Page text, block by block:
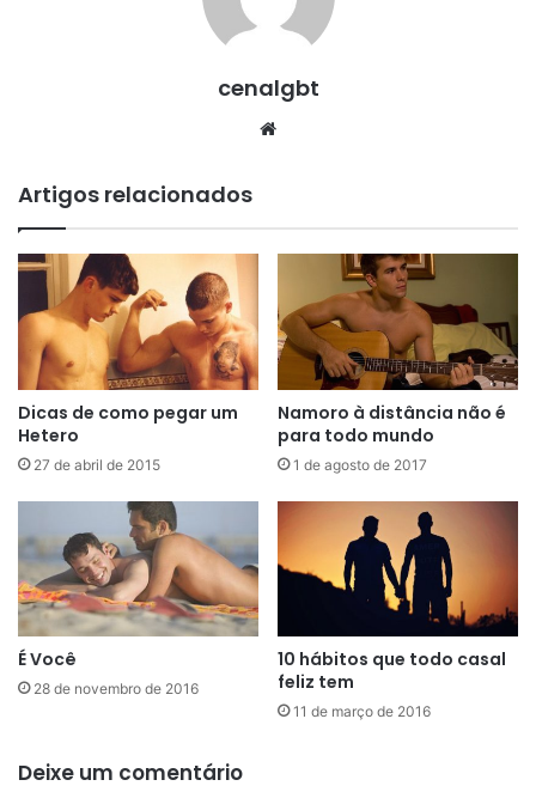
cenalgbt
Artigos relacionados
Dicas de como pegar um
Hetero
27 de abril de 2015
Namoro à distância não é
para todo mundo
1 de agosto de 2017
É Você
28 de novembro de 2016
10 hábitos que todo casal
feliz tem
11 de março de 2016
Deixe um comentário